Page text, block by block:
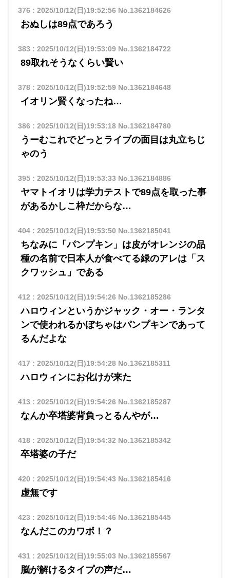
376 : 2025/10/12(日)19:52:56 No.1362184626
おぬしは89点であろう
383 : 2025/10/12(日)19:53:09No.1362184722
89取れそうなくらい賢い
378: 2025/10/12(日)19:52:59No.1362184648
イオリン賢くなったね…
386 : 2025/10/12(日)19:53:18No.1362184780
うーむこれでどっとライブの面目は丸立ちじ
ゃのう
395: 2025/10/12(日)19:53:33 No.1362184886
ヤマトイオリは学力テストで89点を取った事
があるかしこ枠だからな…
404: 2025/10/12(日)19:53:50 No.1362185041
ちなみに「パンプキン」は皮がオレンジの品
種の名前で日本人が食べてる緑のアレは「ス
クワッシュ」である
412 : 2025/10/12(日)19:54:26 No.1362185286
ハロウィンというかジャック・オー・ランタ
ンで使われるかぼちゃはパンプキンであって
るんだよな
417 : 2025/10/12(日)19:54:28No.1362185311
ハロウィンにお化けが来た
413 : 2025/10/12(日)19:54:26 No.1362185287
なんか卒塔婆背負っとるんやが…
418: 2025/10/12(日)19:54:32 No.1362185342
卒塔婆の子だ
420 : 2025/10/12(日)19:54:43 No.1362185416
虚無です
423 : 2025/10/12(日)19:54:46 No.1362185445
なんだこのカワボ！？
431 : 2025/10/12(日)19:55:03 No.1362185567
脳が解けるタイプの声だ…